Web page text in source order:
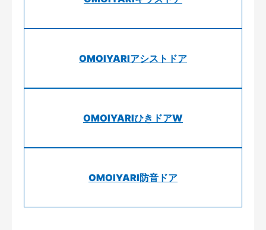
OMOIYARIアシストドア
OMOIYARIひきドアW
OMOIYARI防音ドア